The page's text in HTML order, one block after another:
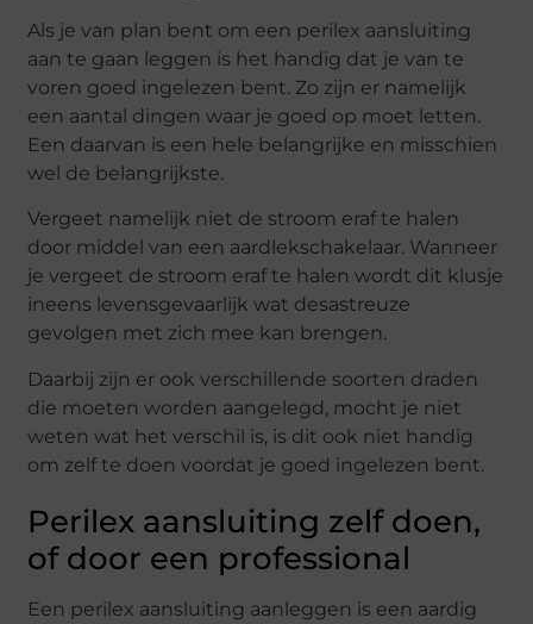
Als je van plan bent om een perilex aansluiting
aan te gaan leggen is het handig dat je van te
voren goed ingelezen bent. Zo zijn er namelijk
een aantal dingen waar je goed op moet letten.
Een daarvan is een hele belangrijke en misschien
wel de belangrijkste.
Vergeet namelijk niet de stroom eraf te halen
door middel van een aardlekschakelaar. Wanneer
je vergeet de stroom eraf te halen wordt dit klusje
ineens levensgevaarlijk wat desastreuze
gevolgen met zich mee kan brengen.
Daarbij zijn er ook verschillende soorten draden
die moeten worden aangelegd, mocht je niet
weten wat het verschil is, is dit ook niet handig
om zelf te doen voordat je goed ingelezen bent.
Perilex aansluiting zelf doen,
of door een professional
Een perilex aansluiting aanleggen is een aardig